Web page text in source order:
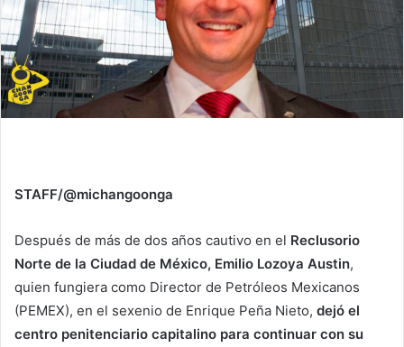
STAFF/@michangoonga
Después de más de dos años cautivo en el Reclusorio
Norte de la Ciudad de México, Emilio Lozoya Austin,
quien fungiera como Director de Petróleos Mexicanos
(PEMEX), en el sexenio de Enrique Peña Nieto, dejó el
centro penitenciario capitalino para continuar con su